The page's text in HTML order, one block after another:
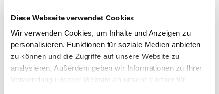
Diese Webseite verwendet Cookies
Wir verwenden Cookies, um Inhalte und Anzeigen zu
personalisieren, Funktionen für soziale Medien anbieten
zu können und die Zugriffe auf unsere Website zu
analysieren. Außerdem geben wir Informationen zu Ihrer
Verwendung unserer Website an unsere Partner für
soziale Medien, Werbung und Analysen weiter. Unsere
Bewertungen 0 Bewertungen